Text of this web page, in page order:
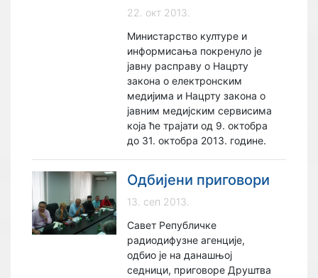
22. окт 2013.
Министарство културе и
информисања покренуло је
јавну расправу о Нацрту
закона о електронским
медијима и Нацрту закона о
јавним медијским сервисима
која ће трајати од 9. октобра
до 31. октобра 2013. године.
Одбијени приговори
13. сеп 2013.
Савет Републичке
радиодифузне агенције,
одбио је на данашњој
седници, приговоре Друштва